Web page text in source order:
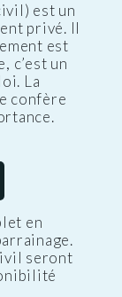
est un
privé. Il
est
c’est un
La
confère
en
seront